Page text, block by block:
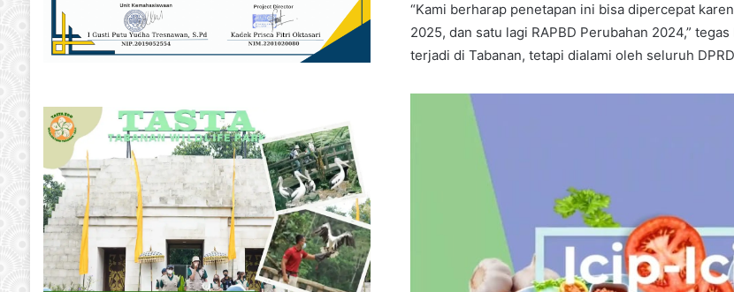
“Kami berharap penetapan ini bisa dipercepat
2025, dan satu lagi RAPBD Perubahan 2024,”
terjadi di Tabanan, tetapi dialami oleh seluruh